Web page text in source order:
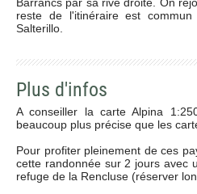
reste de l'itinéraire est
Salterillo.
Plus d'infos
A conseiller la carte Alpina
beaucoup plus précise que les
Pour profiter pleinement de ces
cette randonnée sur 2 jours avec
refuge de la Rencluse (réserver